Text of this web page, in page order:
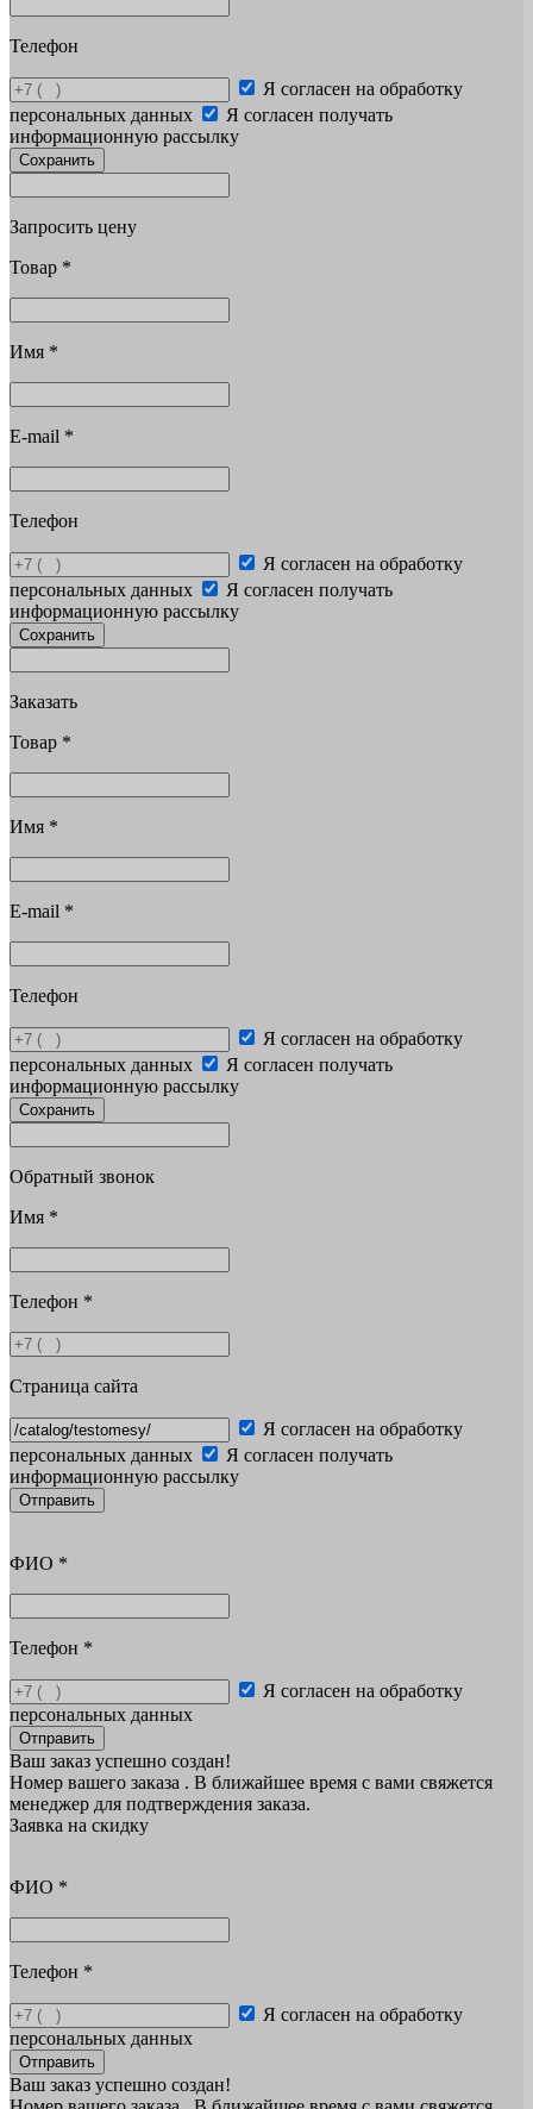
Телефон
Я согласен на обработку
персональных данных
Я согласен получать
информационную рассылку
Сохранить
Запросить цену
Товар *
Имя *
E-mail *
Телефон
Я согласен на обработку
персональных данных
Я согласен получать
информационную рассылку
Сохранить
Заказать
Товар *
Имя *
E-mail *
Телефон
Я согласен на обработку
персональных данных
Я согласен получать
информационную рассылку
Сохранить
Обратный звонок
Имя *
Телефон *
Страница сайта
Я согласен на обработку
персональных данных
Я согласен получать
информационную рассылку
Отправить
ФИО *
Телефон *
Я согласен на обработку
персональных данных
Отправить
Ваш заказ успешно создан!
Номер вашего заказа . В ближайшее время с вами свяжется
менеджер для подтверждения заказа.
Заявка на скидку
ФИО *
Телефон *
Я согласен на обработку
персональных данных
Отправить
Ваш заказ успешно создан!